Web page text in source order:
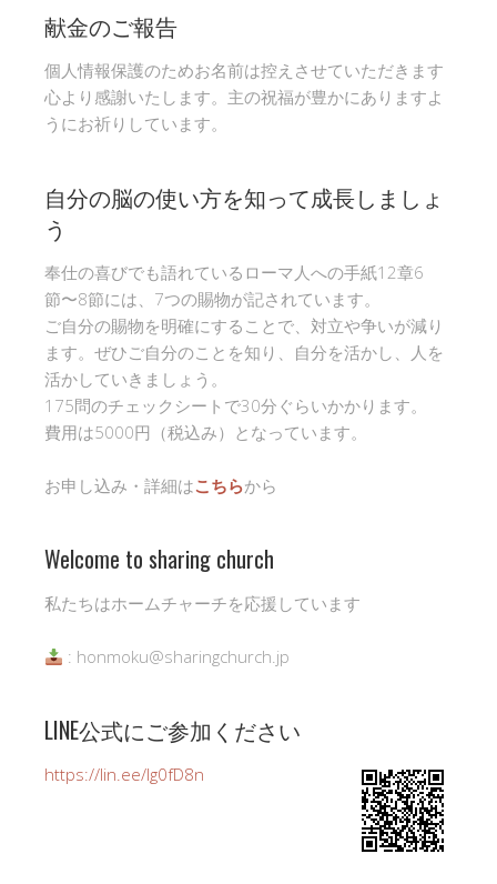
献金のご報告
個人情報保護のためお名前は控えさせていただきます
心より感謝いたします。主の祝福が豊かにありますよ
うにお祈りしています。
自分の脳の使い方を知って成長しましょ
う
奉仕の喜びでも語れているローマ人への手紙12章6
節〜8節には、7つの賜物が記されています。
ご自分の賜物を明確にすることで、対立や争いが減り
ます。ぜひご自分のことを知り、自分を活かし、人を
活かしていきましょう。
175問のチェックシートで30分ぐらいかかります。
費用は5000円（税込み）となっています。
お申し込み・詳細はこちらから
Welcome to sharing church
私たちはホームチャーチを応援しています
: honmoku@sharingchurch.jp
LINE公式にご参加ください
https://lin.ee/Ig0fD8n